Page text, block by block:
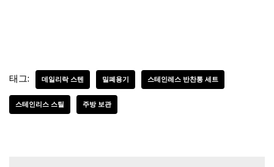
태그: 데일리락 스텐 밀폐용기 스테인레스 반찬통 세트
스테인리스 스틸 주방 보관